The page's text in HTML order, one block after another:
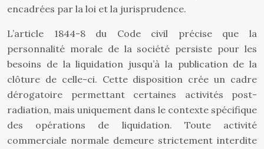
encadrées par la loi et la jurisprudence.
L’article 1844-8 du Code civil précise que la
personnalité morale de la société persiste pour les
besoins de la liquidation jusqu’à la publication de la
clôture de celle-ci. Cette disposition crée un cadre
dérogatoire permettant certaines activités post-
radiation, mais uniquement dans le contexte spécifique
des opérations de liquidation. Toute activité
commerciale normale demeure strictement interdite